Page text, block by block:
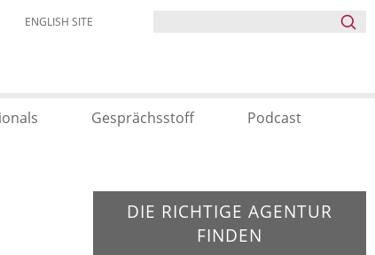
ENGLISH SITE
Gesprächsstoff
Podcast
DIE RICHTIGE AGENTUR
FINDEN